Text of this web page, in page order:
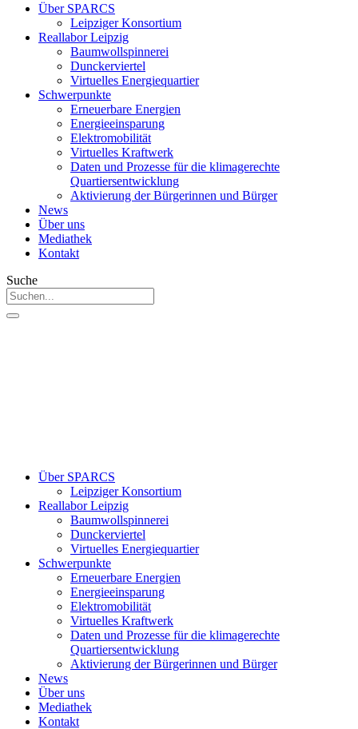
Über SPARCS
Leipziger Konsortium
Reallabor Leipzig
Baumwollspinnerei
Dunckerviertel
Virtuelles Energiequartier
Schwerpunkte
Erneuerbare Energien
Energieeinsparung
Elektromobilität
Virtuelles Kraftwerk
Daten und Prozesse für die klimagerechte
Quartiersentwicklung
Aktivierung der Bürgerinnen und Bürger
News
Über uns
Mediathek
Kontakt
Suche
Über SPARCS
Leipziger Konsortium
Reallabor Leipzig
Baumwollspinnerei
Dunckerviertel
Virtuelles Energiequartier
Schwerpunkte
Erneuerbare Energien
Energieeinsparung
Elektromobilität
Virtuelles Kraftwerk
Daten und Prozesse für die klimagerechte
Quartiersentwicklung
Aktivierung der Bürgerinnen und Bürger
News
Über uns
Mediathek
Kontakt